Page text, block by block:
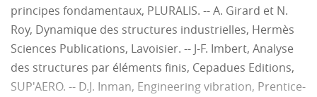
principes fondamentaux, PLURALIS. -- A. Girard et N.
Roy, Dynamique des structures industrielles, Hermès
Sciences Publications, Lavoisier. -- J-F. Imbert, Analyse
des structures par éléments finis, Cepadues Editions,
SUP'AERO. -- D.J. Inman, Engineering vibration, Prentice-